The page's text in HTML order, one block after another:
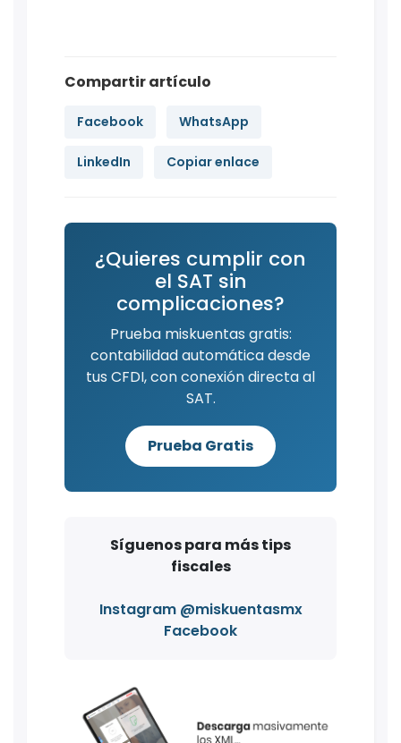
Compartir artículo
Facebook WhatsApp
LinkedIn Copiar enlace
¿Quieres cumplir con
el SAT sin
complicaciones?
Prueba miskuentas gratis:
contabilidad automática desde
tus CFDI, con conexión directa al
SAT.
Prueba Gratis
Síguenos para más tips
fiscales
Instagram @miskuentasmx
Facebook